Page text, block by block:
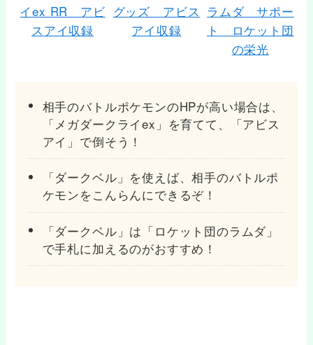
相手のバトルポケモンのHPが高い場合は、
「メガダークライex」を育てて、「アビス
アイ」で倒そう！
「ダークベル」を使えば、相手のバトルポ
ケモンをこんらんにできるぞ！
「ダークベル」は「ロケット団のラムダ」
で手札に加えるのがおすすめ！